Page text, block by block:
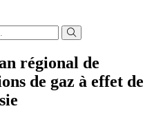
régional de
de gaz à effet de